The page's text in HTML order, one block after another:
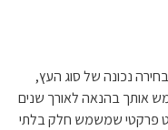
נכונה של סוג העץ,
אותך בהנאה לאורך שנים
פרקטי שמשמש חלק בלתי